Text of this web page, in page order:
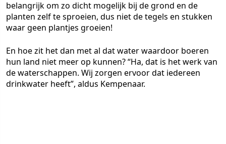
belangrijk om zo dicht mogelijk bij de grond en de
planten zelf te sproeien, dus niet de tegels en stukken
waar geen plantjes groeien!
En hoe zit het dan met al dat water waardoor boeren
hun land niet meer op kunnen? “Ha, dat is het werk van
de waterschappen. Wij zorgen ervoor dat iedereen
drinkwater heeft”, aldus Kempenaar.